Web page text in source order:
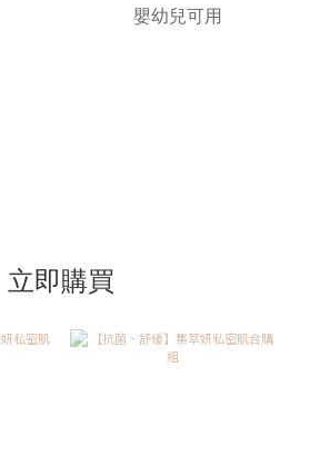
嬰幼兒可用
立即購買